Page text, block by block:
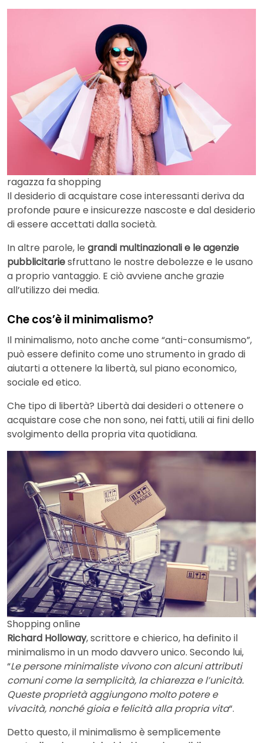
ragazza fa shopping
Il desiderio di acquistare cose interessanti deriva da
profonde paure e insicurezze nascoste e dal desiderio
di essere accettati dalla società.
In altre parole, le grandi multinazionali e le agenzie
pubblicitariesfruttano le nostre debolezze e le usano
a proprio vantaggio. E ciò avviene anche grazie
all’utilizzo dei media.
Che cos’è il minimalismo?
Il minimalismo, noto anche come “anti-consumismo”,
può essere definito come uno strumento in grado di
aiutarti a ottenere la libertà, sul piano economico,
sociale ed etico.
Che tipo di libertà? Libertà dai desideri o ottenere o
acquistare cose che non sono, nei fatti, utili ai fini dello
svolgimento della propria vita quotidiana.
Shopping online
Richard Holloway, scrittore e chierico, ha definito il
minimalismo in un modo davvero unico. Secondo lui,
“Le persone minimaliste vivono con alcuni attributi
comuni come la semplicità, la chiarezza e l’unicità.
Queste proprietà aggiungono molto potere e
vivacità, nonché gioia e felicità alla propria vita“.
Detto questo, il minimalismo è semplicemente